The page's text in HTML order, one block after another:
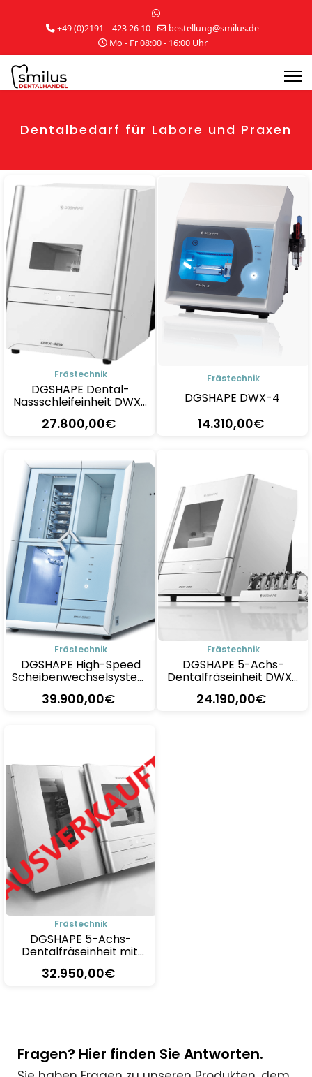
+49 (0)2191 – 423 26 10
bestellung@smilus.de
Mo - Fr 08:00 - 16:00 Uhr
Dentalbedarf für Labore und Praxen
Details
Frästechnik
DGSHAPE Dental-
Nassschleifeinheit DWX-
42W
27.800,00€
Frästechnik
DGSHAPE DWX-4
14.310,00€
Frästechnik
DGSHAPE High-Speed
Scheibenwechselsystem
39.900,00€
Frästechnik
DGSHAPE 5-Achs-
Dentalfräseinheit DWX-
24.190,00€
Frästechnik
DGSHAPE 5-Achs-
Dentalfräseinheit mit
Rohlingswechsler DWX-
52DCi
32.950,00€
Fragen? Hier finden Sie Antworten.